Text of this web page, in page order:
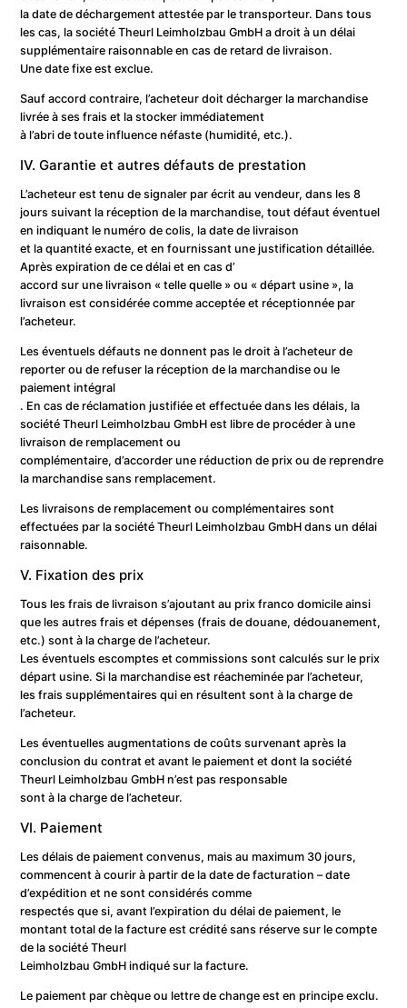
la date de déchargement attestée par le transporteur. Dans tous
les cas, la société Theurl Leimholzbau GmbH a droit à un délai
supplémentaire raisonnable en cas de retard de livraison.
Une date fixe est exclue.
Sauf accord contraire, l’acheteur doit décharger la marchandise
livrée à ses frais et la stocker immédiatement
à l’abri de toute influence néfaste (humidité, etc.).
IV. Garantie et autres défauts de prestation
L’acheteur est tenu de signaler par écrit au vendeur, dans les 8
jours suivant la réception de la marchandise, tout défaut éventuel
en indiquant le numéro de colis, la date de livraison
et la quantité exacte, et en fournissant une justification détaillée.
Après expiration de ce délai et en cas d’
accord sur une livraison « telle quelle » ou « départ usine », la
livraison est considérée comme acceptée et réceptionnée par
l’acheteur.
Les éventuels défauts ne donnent pas le droit à l’acheteur de
reporter ou de refuser la réception de la marchandise ou le
paiement intégral
. En cas de réclamation justifiée et effectuée dans les délais, la
société Theurl Leimholzbau GmbH est libre de procéder à une
livraison de remplacement ou
complémentaire, d’accorder une réduction de prix ou de reprendre
la marchandise sans remplacement.
Les livraisons de remplacement ou complémentaires sont
effectuées par la société Theurl Leimholzbau GmbH dans un délai
raisonnable.
V. Fixation des prix
Tous les frais de livraison s’ajoutant au prix franco domicile ainsi
que les autres frais et dépenses (frais de douane, dédouanement,
etc.) sont à la charge de l’acheteur.
Les éventuels escomptes et commissions sont calculés sur le prix
départ usine. Si la marchandise est réacheminée par l’acheteur,
les frais supplémentaires qui en résultent sont à la charge de
l’acheteur.
Les éventuelles augmentations de coûts survenant après la
conclusion du contrat et avant le paiement et dont la société
Theurl Leimholzbau GmbH n’est pas responsable
sont à la charge de l’acheteur.
VI. Paiement
Les délais de paiement convenus, mais au maximum 30 jours,
commencent à courir à partir de la date de facturation – date
d’expédition et ne sont considérés comme
respectés que si, avant l’expiration du délai de paiement, le
montant total de la facture est crédité sans réserve sur le compte
de la société Theurl
Leimholzbau GmbH indiqué sur la facture.
Le paiement par chèque ou lettre de change est en principe exclu.